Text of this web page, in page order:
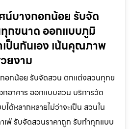
บางกอกน้อย รับจัด
กขนาด ออกแบบภูมิ
ป็นกันเอง เน้นคุณภาพ
ยงาม
อกน้อย รับจัดสวน ตกแต่งสวนทุกข
อาคาร ออกแบบสวน บริการวัด
ด้หลากหลายไม่ว่าจะเป็น สวนใน
เฟ่ รับจัดสวนราคาถูก รับทำทุกแบบ